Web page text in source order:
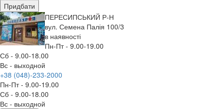
Придбати
ПЕРЕСИПСЬКИЙ Р-Н
вул. Семена Палія 100/3
в наявності
Пн-Пт - 9.00-19.00
Сб - 9.00-18.00
Вс - выходной
+38 (048)-233-2000
Пн-Пт - 9.00-19.00
Сб - 9.00-18.00
Вс - выходной